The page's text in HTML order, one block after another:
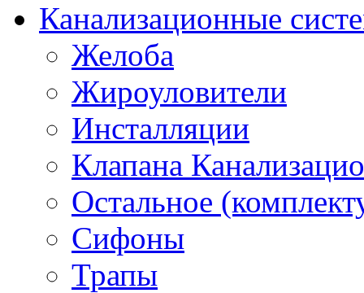
Канализационные
Желоба
Жироуловители
Инсталляции
Клапана
Остальное
Сифоны
Трапы